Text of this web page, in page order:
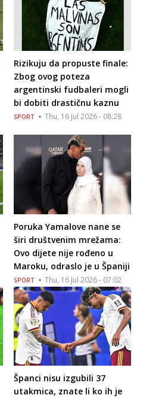
Rizikuju da propuste finale:
Zbog ovog poteza
argentinski fudbaleri mogli
bi dobiti drastičnu kaznu
SPORT Thu, 16 Jul 2026 - 08:28
Poruka Yamalove nane se
širi društvenim mrežama:
Ovo dijete nije rođeno u
Maroku, odraslo je u Španiji
SPORT Thu, 16 Jul 2026 - 07:02
Španci nisu izgubili 37
utakmica, znate li ko ih je